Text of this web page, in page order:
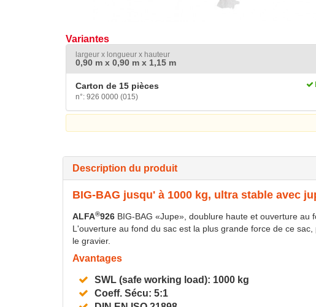
Variantes
largeur x longueur x hauteur
0,90 m x 0,90 m x 1,15 m
Carton de 15 pièces
n°: 926 0000 (015)
Description du produit
BIG-BAG jusqu' à 1000 kg, ultra stable avec
ALFA®926 BIG-BAG «Jupe», doublure haute et ouverture
L'ouverture au fond du sac est la plus grande force de ce
le gravier.
Avantages
SWL (safe working load): 1000 kg
Coeff. Sécu: 5:1